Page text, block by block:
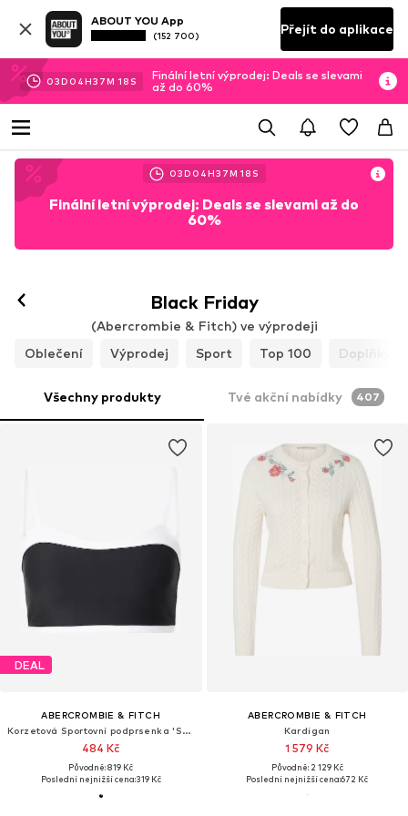
ABOUT YOU App
(152 700) Přejít do aplikace
03D 04H37M 15 S
Finální letní výprodej: Deals se slevami
až do 60%
03D 04H37M 15 S
Finální letní výprodej: Deals se slevami až do
60%
Black Friday
(Abercrombie & Fitch) ve výprodeji
Oblečení
Výprodej Sport Top 100 Doplňky
Všechny produkty Tvé akční nabídky 407
DEAL
ABERCROMBIE & FITCH
Korzetová Sportovní podprsenka 'SCULPTLUX SWEETHEART'
484 Kč
Původně: 819 Kč
Poslední nejnižší cena:319 Kč
ABERCROMBIE & FITCH
Kardigan
1 579 Kč
Původně: 2 129 Kč
Poslední nejnižší cena:672 Kč